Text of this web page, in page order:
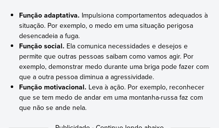
Função adaptativa. Impulsiona comportamentos adequados à
situação. Por exemplo, o medo em uma situação perigosa
desencadeia a fuga.
Função social. Ela comunica necessidades e desejos e
permite que outras pessoas saibam como vamos agir. Por
exemplo, demonstrar medo durante uma briga pode fazer com
que a outra pessoa diminua a agressividade.
Função motivacional. Leva à ação. Por exemplo, reconhecer
que se tem medo de andar em uma montanha-russa faz com
que não se ande nela.